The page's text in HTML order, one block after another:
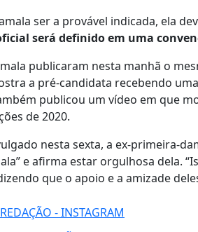
ser a provável indicada, ela
será definido em uma
publicaram nesta manhã o
a pré-candidata recebendo
publicou um vídeo em que
de 2020.
nesta sexta, a ex-primeira-
e afirma estar orgulhosa dela.
que o apoio e a amizade